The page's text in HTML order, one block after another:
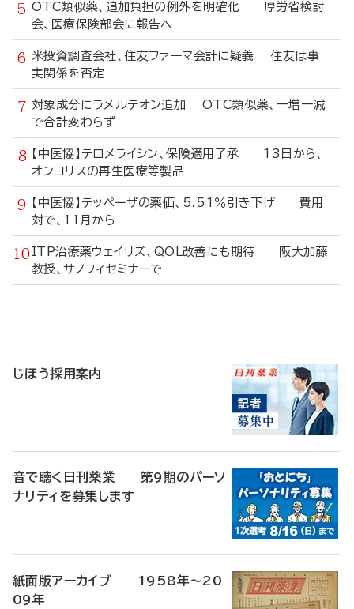
OTC類似薬、追加負担の例外を明確化 厚労省検討
会、医療保険部会に報告へ
米投資調査会社、住友ファーマ会計に疑義 住友は事
実関係を否定
対象成分にラメルテオン追加 OTC類似薬、一増一減
で合計変わらず
【中医協】テロメライシン、保険適用了承 13日から、
オンコリスの再生医療等製品
【中医協】テッペーザの薬価、5.51％引き下げ 費用
対で、11月から
ITP治療薬ウェイリズ、QOL改善にも期待 阪大加藤
教授、サノフィセミナーで
じほう採用案内
音で聴く日刊薬業 第9期のパーソ
ナリティを募集します
紙面版アーカイブ 1958年～20
09年